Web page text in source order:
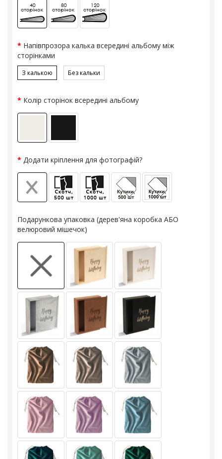
Напівпрозора калька всередині альбому між
сторінками
З калькою Без кальки
Колір сторінок всередині альбому
Додати кріплення для фотографій?
Подарункова упаковка (дерев'яна коробка АБО
велюровий мішечок)